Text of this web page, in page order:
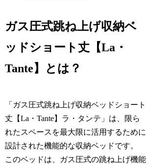
ガス圧式跳ね上げ収納ベ
ッドショート丈【La・
Tante】とは？
「ガス圧式跳ね上げ収納ベッドショート
丈【La・Tante】ラ・タンテ」は、限ら
れたスペースを最大限に活用するために
設計された機能的な収納ベッドです。
このベッドは、ガス圧式の跳ね上げ機能